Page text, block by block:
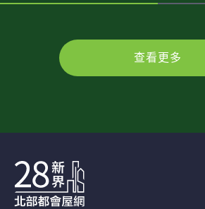
查看更多